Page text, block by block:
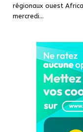
régionaux ouest
mercredi…